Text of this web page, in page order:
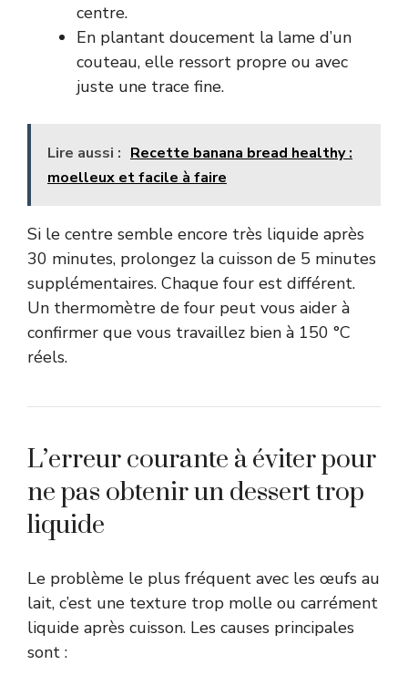
centre.
En plantant doucement la lame d’un
couteau, elle ressort propre ou avec
juste une trace fine.
Lire aussi : Recette banana bread healthy :
moelleux et facile à faire
Si le centre semble encore très liquide après
30 minutes, prolongez la cuisson de 5 minutes
supplémentaires. Chaque four est différent.
Un thermomètre de four peut vous aider à
confirmer que vous travaillez bien à 150 °C
réels.
L’erreur courante à éviter pour
ne pas obtenir un dessert trop
liquide
Le problème le plus fréquent avec les œufs au
lait, c’est une texture trop molle ou carrément
liquide après cuisson. Les causes principales
sont :